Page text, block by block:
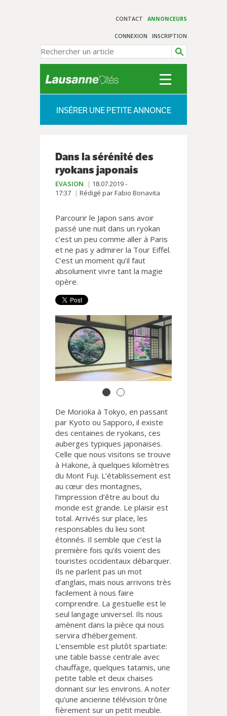
CONTACT ANNONCEURS
CONNEXION INSCRIPTION
INSÉRER UNE PETITE ANNONCE
Dans la sérénité des
ryokans japonais
EVASION
18.07.2019 -
17:37
Rédigé par Fabio Bonavita
Parcourir le Japon sans avoir
passé une nuit dans un ryokan
c’est un peu comme aller à Paris
et ne pas y admirer la Tour Eiffel.
C’est un moment qu’il faut
absolument vivre tant la magie
opère.
De Morioka à Tokyo, en passant
par Kyoto ou Sapporo, il existe
des centaines de ryokans, ces
auberges typiques japonaises.
Celle que nous visitons se trouve
à Hakone, à quelques kilomètres
du Mont Fuji. L’établissement est
au cœur des montagnes,
l’impression d’être au bout du
monde est grande. Le plaisir est
total. Arrivés sur place, les
responsables du lieu sont
étonnés. Il semble que c’est la
première fois qu’ils voient des
touristes occidentaux débarquer.
Ils ne parlent pas un mot
d’anglais, mais nous arrivons très
facilement à nous faire
comprendre. La gestuelle est le
seul langage universel. Ils nous
amènent dans la pièce qui nous
servira d’hébergement.
L’ensemble est plutôt spartiate:
une table basse centrale avec
chauffage, quelques tatamis, une
petite table et deux chaises
donnant sur les environs. A noter
qu’une ancienne télévision trône
fièrement sur un petit meuble.